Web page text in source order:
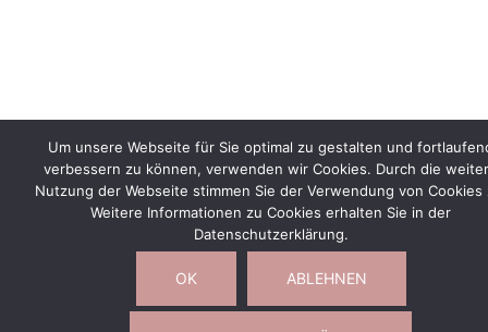
Um unsere Webseite für Sie optimal zu gestalten und
verbessern zu können, verwenden wir Cookies. Durch die
Nutzung der Webseite stimmen Sie der Verwendung von Cookies
Weitere Informationen zu Cookies erhalten Sie in der
Datenschutzerklärung.
OK ABLEHNEN